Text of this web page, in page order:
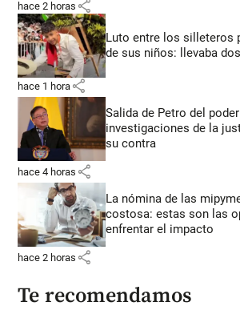
hace 2 horas share
Luto entre los silleteros
de sus niños: llevaba
hace 1 hora share
Salida de Petro del
investigaciones de la
su contra
hace 4 horas share
La nómina de las
costosa: estas son las
enfrentar el impacto
hace 2 horas share
Te recomendamos